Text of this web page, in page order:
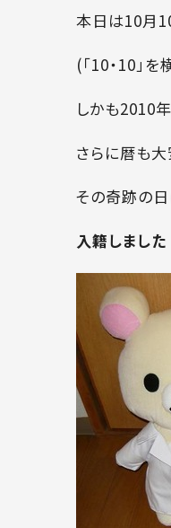
本日は10月
(「10・10」
しかも2010
さらに暦も大
その奇跡の
入籍しました